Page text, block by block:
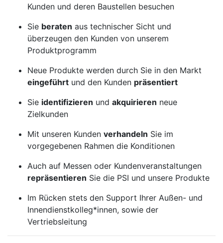
Kunden und deren Baustellen besuchen
Sie beraten aus technischer Sicht und
überzeugen den Kunden von unserem
Produktprogramm
Neue Produkte werden durch Sie in den Markt
eingeführt und den Kunden präsentiert
Sie identifizieren und akquirieren neue
Zielkunden
Mit unseren Kunden verhandeln Sie im
vorgegebenen Rahmen die Konditionen
Auch auf Messen oder Kundenveranstaltungen
repräsentieren Sie die PSI und unsere Produkte
Im Rücken stets den Support Ihrer Außen- und
Innendienstkolleg*innen, sowie der
Vertriebsleitung